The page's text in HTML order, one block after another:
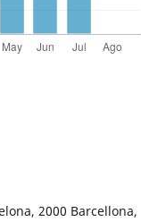
2000 Barcellona,